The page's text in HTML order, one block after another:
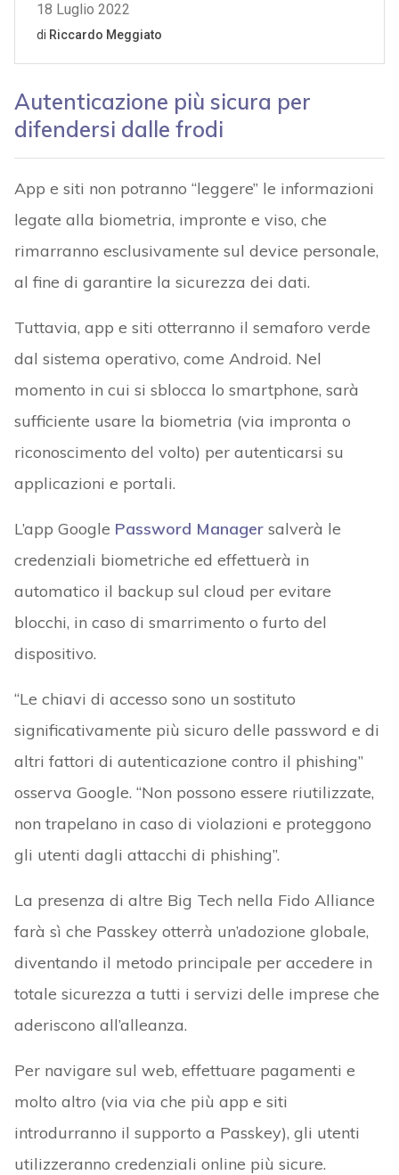
Autenticazione più sicura per
difendersi dalle frodi
App e siti non potranno “leggere” le informazioni
legate alla biometria, impronte e viso, che
rimarranno esclusivamente sul device personale,
al fine di garantire la sicurezza dei dati.
Tuttavia, app e siti otterranno il semaforo verde
dal sistema operativo, come Android. Nel
momento in cui si sblocca lo smartphone, sarà
sufficiente usare la biometria (via impronta o
riconoscimento del volto) per autenticarsi su
applicazioni e portali.
L’app Google Password Managersalverà le
credenziali biometriche ed effettuerà in
automatico il backup sul cloud per evitare
blocchi, in caso di smarrimento o furto del
dispositivo.
“Le chiavi di accesso sono un sostituto
significativamente più sicuro delle password e di
altri fattori di autenticazione contro il phishing”
osserva Google. “Non possono essere riutilizzate,
non trapelano in caso di violazioni e proteggono
gli utenti dagli attacchi di phishing”.
La presenza di altre Big Tech nella Fido Alliance
farà sì che Passkey otterrà un’adozione globale,
diventando il metodo principale per accedere in
totale sicurezza a tutti i servizi delle imprese che
aderiscono all’alleanza.
Per navigare sul web, effettuare pagamenti e
molto altro (via via che più app e siti
introdurranno il supporto a Passkey), gli utenti
utilizzeranno credenziali online più sicure.